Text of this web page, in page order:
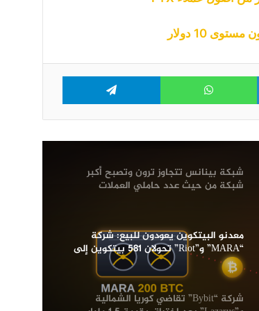
LinkedIn
WhatsApp
Telegram
دولار
سعر البيتكوين يتماسك بعد بيانات وظائف
أمريكية ضعيفة تقلص احتمالات رفع
شبكة بينانس تتجاوز ترون وتصبح أكبر
شبكة من حيث عدد حاملي العملات
معدنو البيتكوين يعودون للبيع: شركة
“MARA” و”Riot” تحولان 581 بيتكوين إلى
منصات التداول
شركة “Bybit” تقاضي كوريا الشمالية